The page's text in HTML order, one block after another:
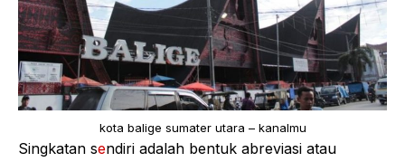
kota balige sumater utara – kanalmu
Singkatan sendiri adalah bentuk abreviasi atau